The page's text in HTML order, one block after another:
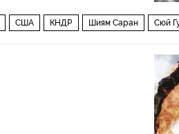
США КНДР Шиям Саран Сюй